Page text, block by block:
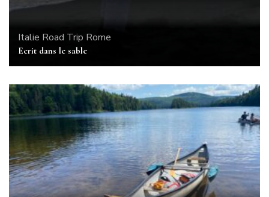
Italie Road Trip Rome
Ecrit dans le sable